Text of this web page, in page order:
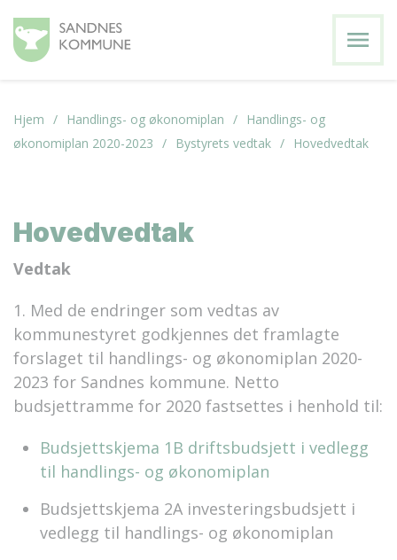
menu
Hjem Handlings- og økonomiplan
Handlings- og
økonomiplan 2020-2023
Bystyrets vedtak Hovedvedtak
Hovedvedtak
Vedtak
1. Med de endringer som vedtas av
kommunestyret godkjennes det framlagte
forslaget til handlings- og økonomiplan 2020-
2023 for Sandnes kommune. Netto
budsjettramme for 2020 fastsettes i henhold til:
Budsjettskjema 1B driftsbudsjett i vedlegg
til handlings- og økonomiplan
Budsjettskjema 2A investeringsbudsjett i
vedlegg til handlings- og økonomiplan